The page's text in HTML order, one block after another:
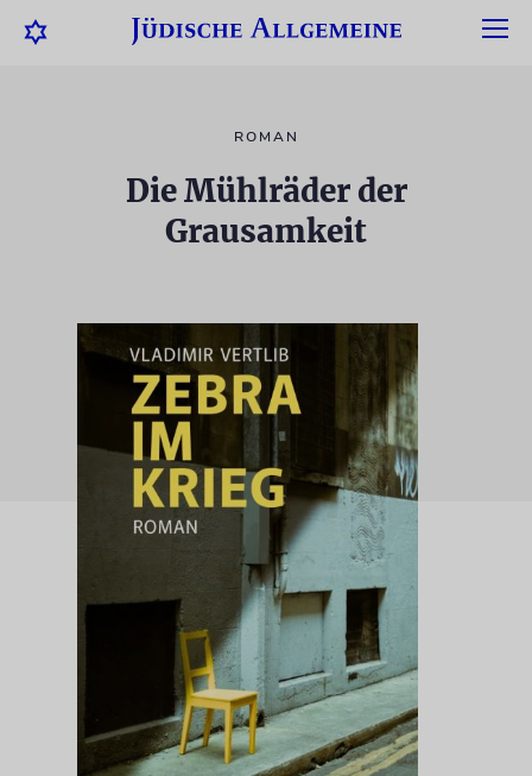
ROMAN
Die Mühlräder der
Grausamkeit